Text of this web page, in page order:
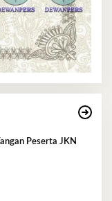
Peserta JKN